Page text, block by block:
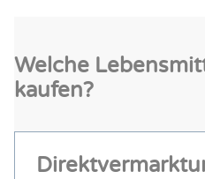
Welche
kaufen?